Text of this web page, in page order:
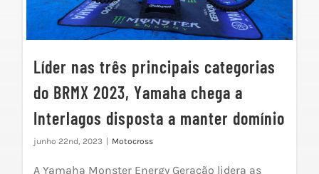
Líder nas três principais categorias
do BRMX 2023, Yamaha chega a
Interlagos disposta a manter domínio
junho 22nd, 2023 | Motocross
A Yamaha Monster Energy Geração lidera as